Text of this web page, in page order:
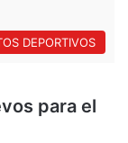
DEPORTIVOS
para el